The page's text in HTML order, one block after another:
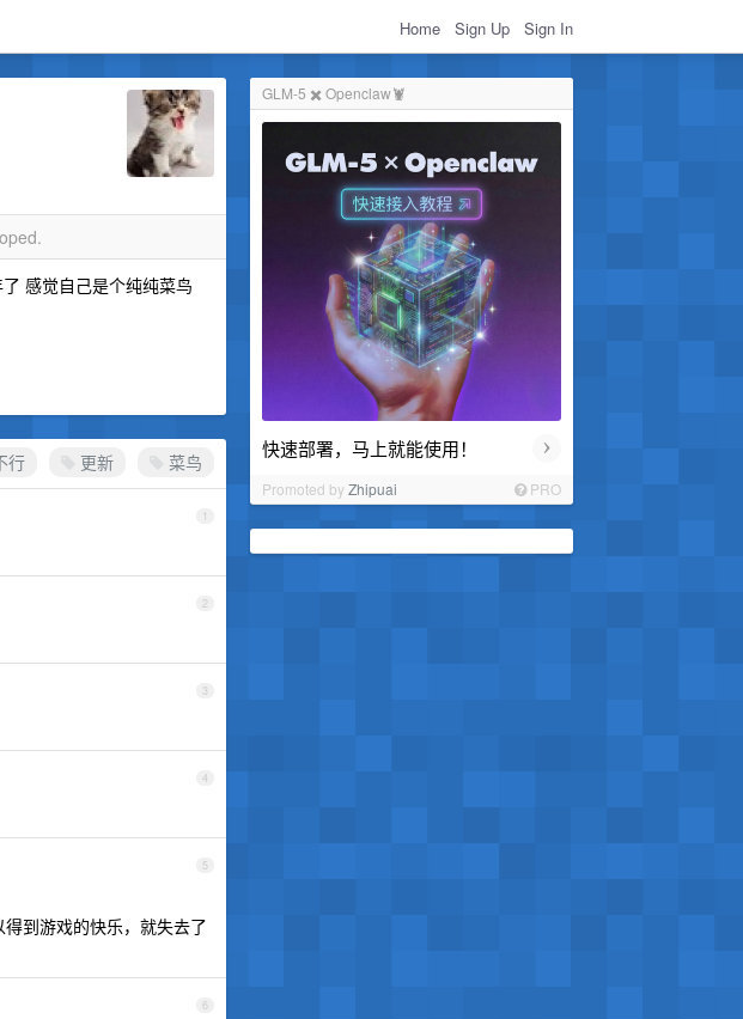
Home Sign Up Sign In
GLM-5 ✖️ Openclaw🦞
快速部署，马上就能使用！ ›
Promoted byZhipuai PRO
感觉自己是个纯纯菜鸟
行 更新 菜鸟
1
2
3
4
5
到游戏的快乐，就失去了
6